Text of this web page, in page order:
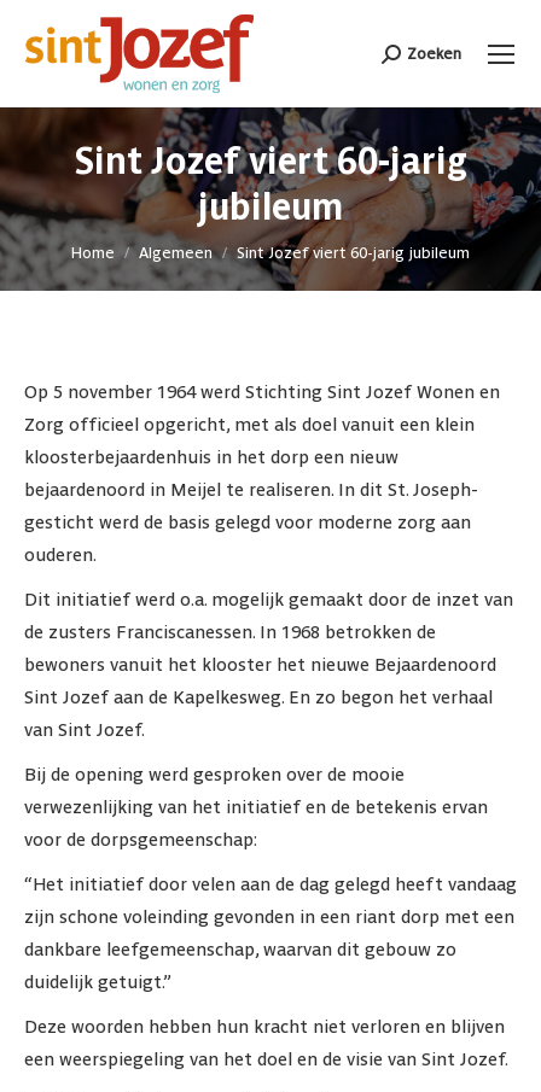
Search:
Zoeken
Sint Jozef viert 60-jarig
jubileum
Je bent hier:
Home Algemeen Sint Jozef viert 60-jarig jubileum
Op 5 november 1964 werd Stichting Sint Jozef Wonen en
Zorg officieel opgericht, met als doel vanuit een klein
kloosterbejaardenhuis in het dorp een nieuw
bejaardenoord in Meijel te realiseren. In dit St. Joseph-
gesticht werd de basis gelegd voor moderne zorg aan
ouderen.
Dit initiatief werd o.a. mogelijk gemaakt door de inzet van
de zusters Franciscanessen. In 1968 betrokken de
bewoners vanuit het klooster het nieuwe Bejaardenoord
Sint Jozef aan de Kapelkesweg. En zo begon het verhaal
van Sint Jozef.
Bij de opening werd gesproken over de mooie
verwezenlijking van het initiatief en de betekenis ervan
voor de dorpsgemeenschap:
“Het initiatief door velen aan de dag gelegd heeft vandaag
zijn schone voleinding gevonden in een riant dorp met een
dankbare leefgemeenschap, waarvan dit gebouw zo
duidelijk getuigt.”
Deze woorden hebben hun kracht niet verloren en blijven
een weerspiegeling van het doel en de visie van Sint Jozef.